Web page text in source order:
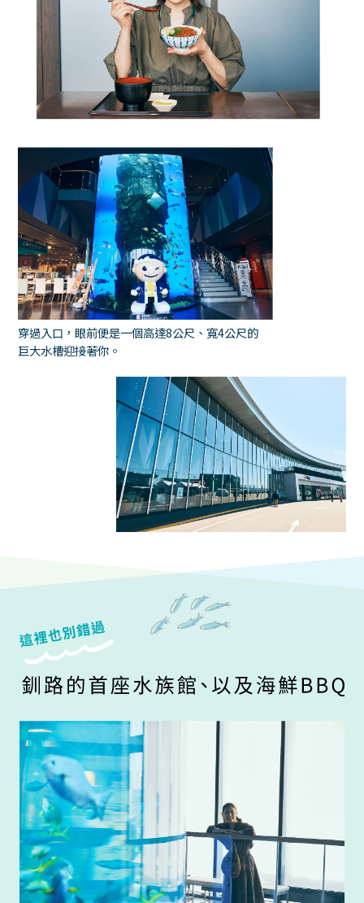
穿過入口，眼前便是一個高達8公尺、寬4公尺的
巨大水槽迎接著你。